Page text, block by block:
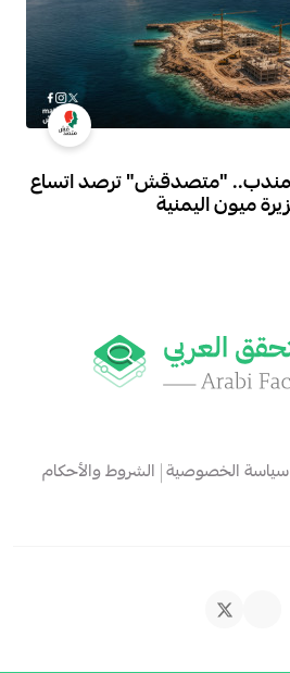
"متصدقش" ترصد اتساع
ميون اليمنية
سياسة الخصوصية الشروط والأحكام